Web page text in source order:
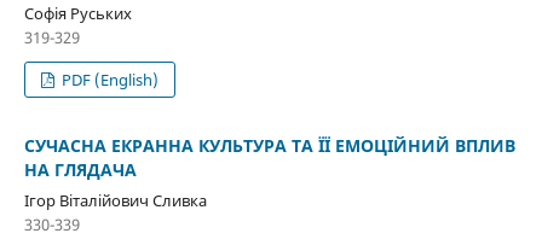
Софія Руських
319-329
PDF (English)
СУЧАСНА ЕКРАННА КУЛЬТУРА ТА ЇЇ ЕМОЦІЙНИЙ ВПЛИВ
НА ГЛЯДАЧА
Ігор Віталійович Сливка
330-339